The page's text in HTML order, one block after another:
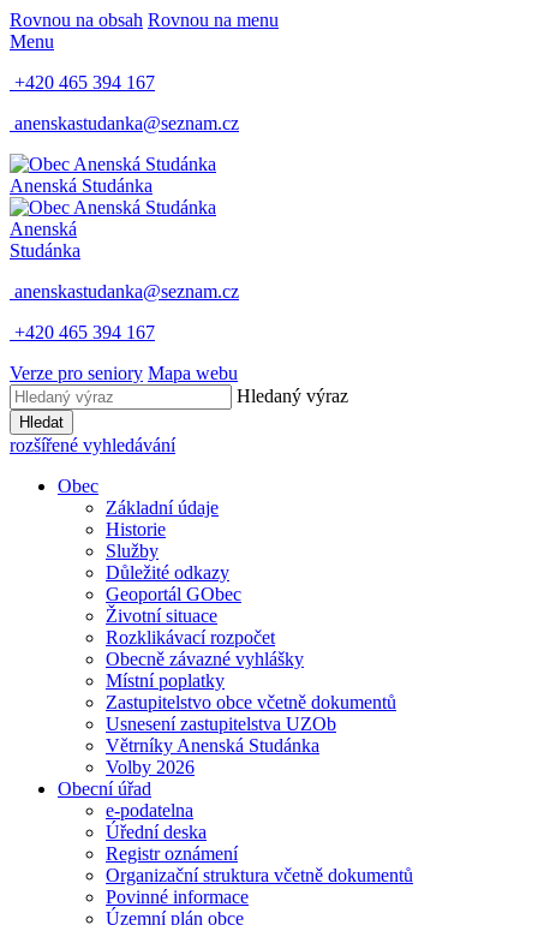
Rovnou na obsah Rovnou na menu
Menu
+420 465 394 167
anenskastudanka@seznam.cz
Anenská Studánka
Anenská
Studánka
anenskastudanka@seznam.cz
+420 465 394 167
Verze pro seniory Mapa webu
Hledaný výraz
Hledat
rozšířené vyhledávání
Obec
Základní údaje
Historie
Služby
Důležité odkazy
Geoportál GObec
Životní situace
Rozklikávací rozpočet
Obecně závazné vyhlášky
Místní poplatky
Zastupitelstvo obce včetně dokumentů
Usnesení zastupitelstva UZOb
Větrníky Anenská Studánka
Volby 2026
Obecní úřad
e-podatelna
Úřední deska
Registr oznámení
Organizační struktura včetně dokumentů
Povinné informace
Územní plán obce